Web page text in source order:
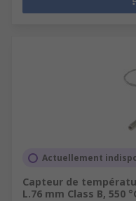
Actuellement
Capteur de
L.76 mm Class B, 550